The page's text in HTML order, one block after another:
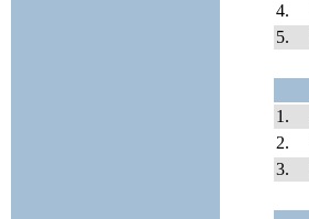
4.
5.
1.
2.
3.